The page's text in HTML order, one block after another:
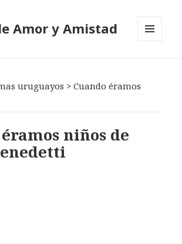
Amor y Amistad
uruguayos >Cuando éramos
niños de